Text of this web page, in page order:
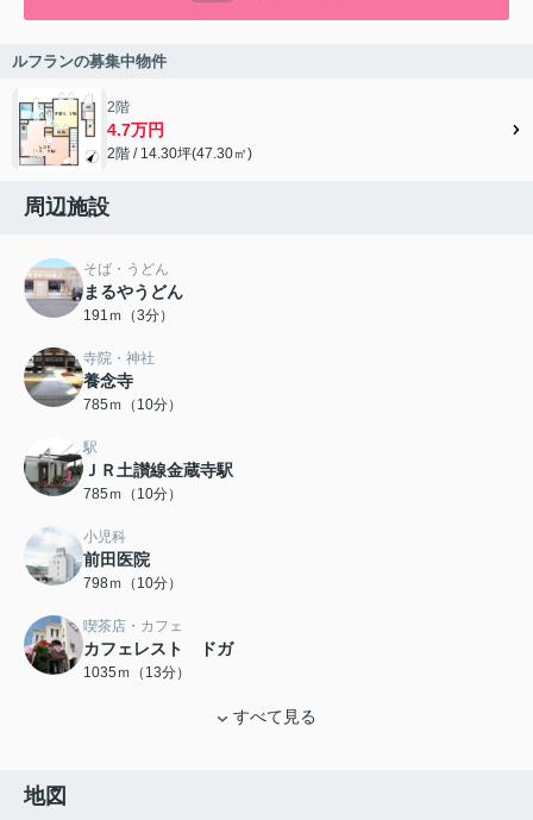
ルフランの募集中物件
2階
4.7万円
2階 / 14.30坪(47.30㎡)
周辺施設
そば・うどん
まるやうどん
191ｍ（3分）
寺院・神社
養念寺
785ｍ（10分）
駅
ＪＲ土讃線金蔵寺駅
785ｍ（10分）
小児科
前田医院
798ｍ（10分）
喫茶店・カフェ
カフェレスト ドガ
1035ｍ（13分）
すべて見る
地図